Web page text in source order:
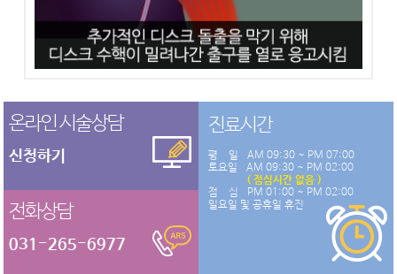
온라인 시술상담
신청하기
전화상담
031-265-6977
진료시간
평 일
AM 09:30 ~ PM 07:00
토요일
AM 09:30 ~ PM 02:00
( 점심시간 없음 )
점 심
PM 01:00 ~ PM 02:00
일요일 및 공휴일 휴진